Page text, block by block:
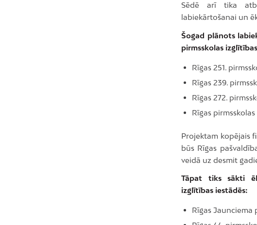
Sēdē arī tika
labiekārtošanai un
Šogad plānots
pirmsskolas
Rīgas 251.
Rīgas 239.
Rīgas 272.
Rīgas pirmsskolas
Projektam kopējais
būs Rīgas
veidā uz desmit
Tāpat tiks sākti
izglītības iestādēs:
Rīgas Jaunciema